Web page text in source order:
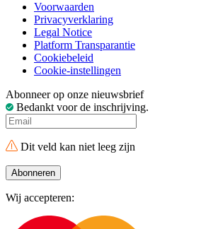
Voorwaarden
Privacyverklaring
Legal Notice
Platform Transparantie
Cookiebeleid
Cookie-instellingen
Abonneer op onze nieuwsbrief
Bedankt voor de inschrijving.
Dit veld kan niet leeg zijn
Abonneren
Wij accepteren: